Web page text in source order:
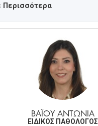
Περισσότερα
ΒΑΪΟΥ ΑΝΤΩΝΙΑ
ΕΙΔΙΚΟΣ ΠΑΘΟΛΟΓΟΣ